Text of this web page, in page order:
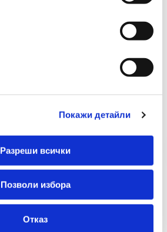
Покажи детайли
Разреши всички
Позволи избора
Отказ